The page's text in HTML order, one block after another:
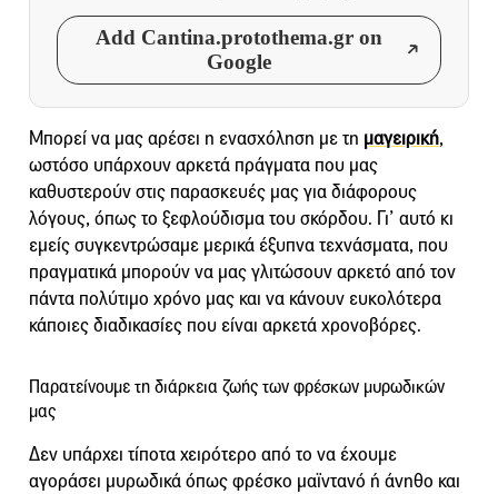
Add Cantina.protothema.gr on
Google
Μπορεί να μας αρέσει η ενασχόληση με τη μαγειρική,
ωστόσο υπάρχουν αρκετά πράγματα που μας
καθυστερούν στις παρασκευές μας για διάφορους
λόγους, όπως το ξεφλούδισμα του σκόρδου. Γι’ αυτό κι
εμείς συγκεντρώσαμε μερικά έξυπνα τεχνάσματα, που
πραγματικά μπορούν να μας γλιτώσουν αρκετό από τον
πάντα πολύτιμο χρόνο μας και να κάνουν ευκολότερα
κάποιες διαδικασίες που είναι αρκετά χρονοβόρες.
Παρατείνουμε τη διάρκεια ζωής των φρέσκων μυρωδικών
μας
Δεν υπάρχει τίποτα χειρότερο από το να έχουμε
αγοράσει μυρωδικά όπως φρέσκο μαϊντανό ή άνηθο και